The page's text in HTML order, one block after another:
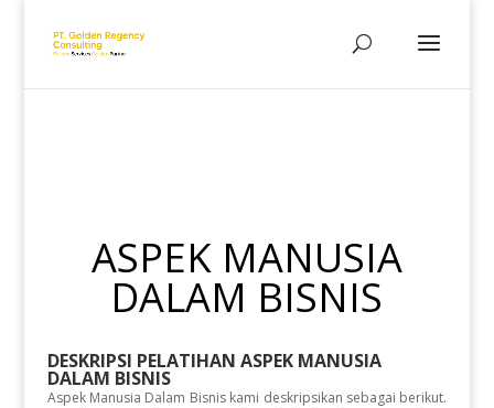
ASPEK MANUSIA
DALAM BISNIS
DESKRIPSI PELATIHAN ASPEK MANUSIA
DALAM BISNIS
Aspek Manusia Dalam Bisnis kami deskripsikan sebagai berikut.